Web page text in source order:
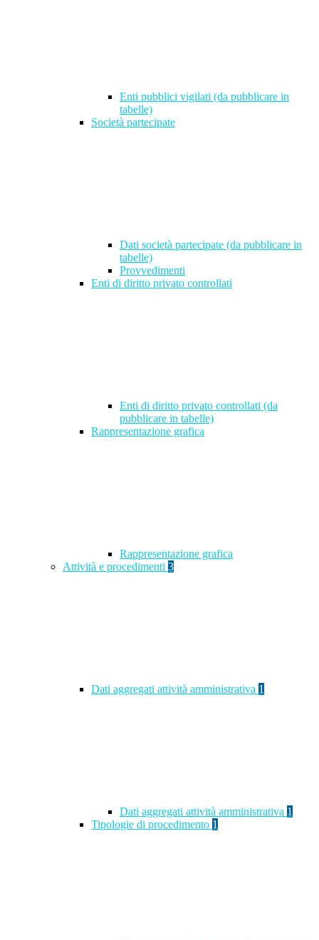
Enti pubblici vigilati (da pubblicare in
tabelle)
Società partecipate
Dati società partecipate (da pubblicare in
tabelle)
Provvedimenti
Enti di diritto privato controllati
Enti di diritto privato controllati (da
pubblicare in tabelle)
Rappresentazione grafica
Rappresentazione grafica
Attività e procedimenti 3
Dati aggregati attività amministrativa 1
Dati aggregati attività amministrativa 1
Tipologie di procedimento 1